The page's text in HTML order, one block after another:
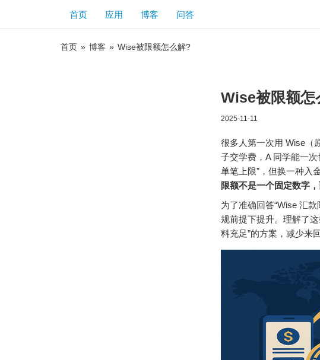
首页 应用 博客 问答
首页 » 博客 » Wise被限额怎么解?
Wise被限额怎
2025-11-11
很多人第一次用 Wise（
子交学费，A 同学能一
单笔上限”，但换一种入
限额不是一个固定数字
为了准确回答“Wise 汇
规前提下提升。理解了
料充足”的方案，减少来